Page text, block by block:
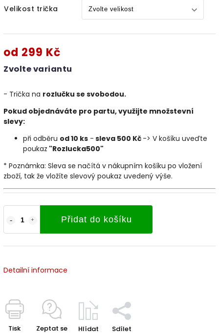
Velikost trička
od 299 Kč
Zvolte variantu
Přidat do košíku
- Trička na rozlučku se svobodou.
Pokud objednáváte pro partu, využijte množstevní
slevy:
při odběru od 10 ks - sleva 500 Kč -> V košíku uveďte
poukaz "Rozlucka500"
* Poznámka: Sleva se načítá v nákupním košíku po vložení
zboží, tak že vložíte slevový poukaz uvedený výše.
Detailní informace
Tisk Zeptat se Hlídat Sdílet